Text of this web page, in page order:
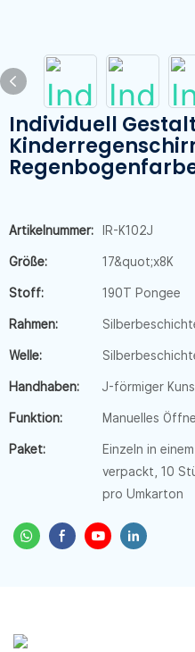
Individuell
Artikelnummer: IR-K102J
Größe: 17&quot;x8K
Stoff: 190T Pongee
Rahmen:
Welle:
Handhaben: J-förmiger
Funktion: Manuelles
Paket:
Einzeln in
verpackt, 10
pro Umkarton